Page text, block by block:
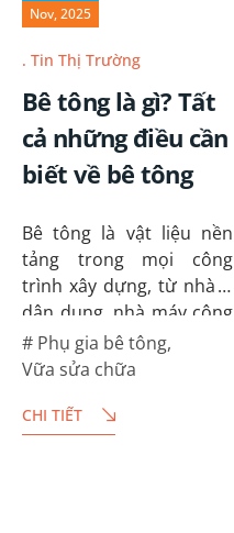
Nov, 2025
Tin Thị Trường
Bê tông là gì? Tất
cả những điều cần
biết về bê tông
Bê tông là vật liệu nền
tảng trong mọi công
trình xây dựng, từ nhà ở
dân dụng, nhà máy công
nghiệp cho đến những
dự án hạ tầng trọng
dài phát triển, bê tông
không…
Phụ gia bê tông,
Vữa sửa chữa
CHI TIẾT